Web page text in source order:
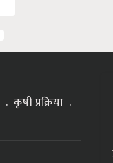
कृषी प्रक्रिया